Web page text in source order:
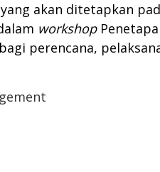
akan ditetapkan
workshop
perencana,